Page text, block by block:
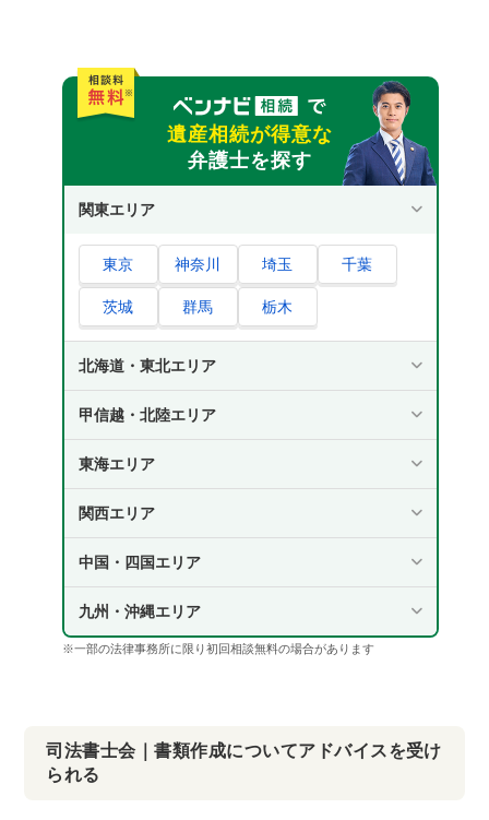
遺産相続が得意な
弁護士を探す
関東エリア
東京 神奈川 埼玉 千葉
茨城 群馬 栃木
北海道・東北エリア
甲信越・北陸エリア
東海エリア
関西エリア
中国・四国エリア
九州・沖縄エリア
※一部の法律事務所に限り初回相談無料の場合があります
司法書士会｜書類作成についてアドバイスを受け
られる